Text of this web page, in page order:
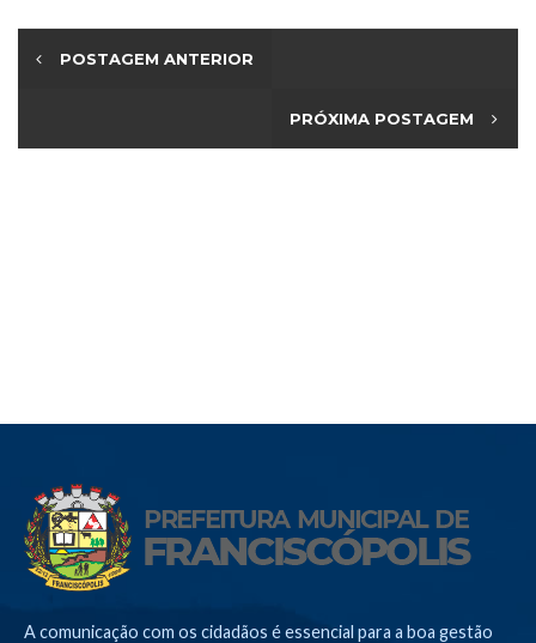
POSTAGEM ANTERIOR
PRÓXIMA POSTAGEM
A comunicação com os cidadãos é essencial para a boa gestão